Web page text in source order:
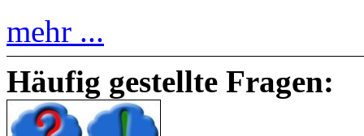
mehr ...
Häufig gestellte Fragen: